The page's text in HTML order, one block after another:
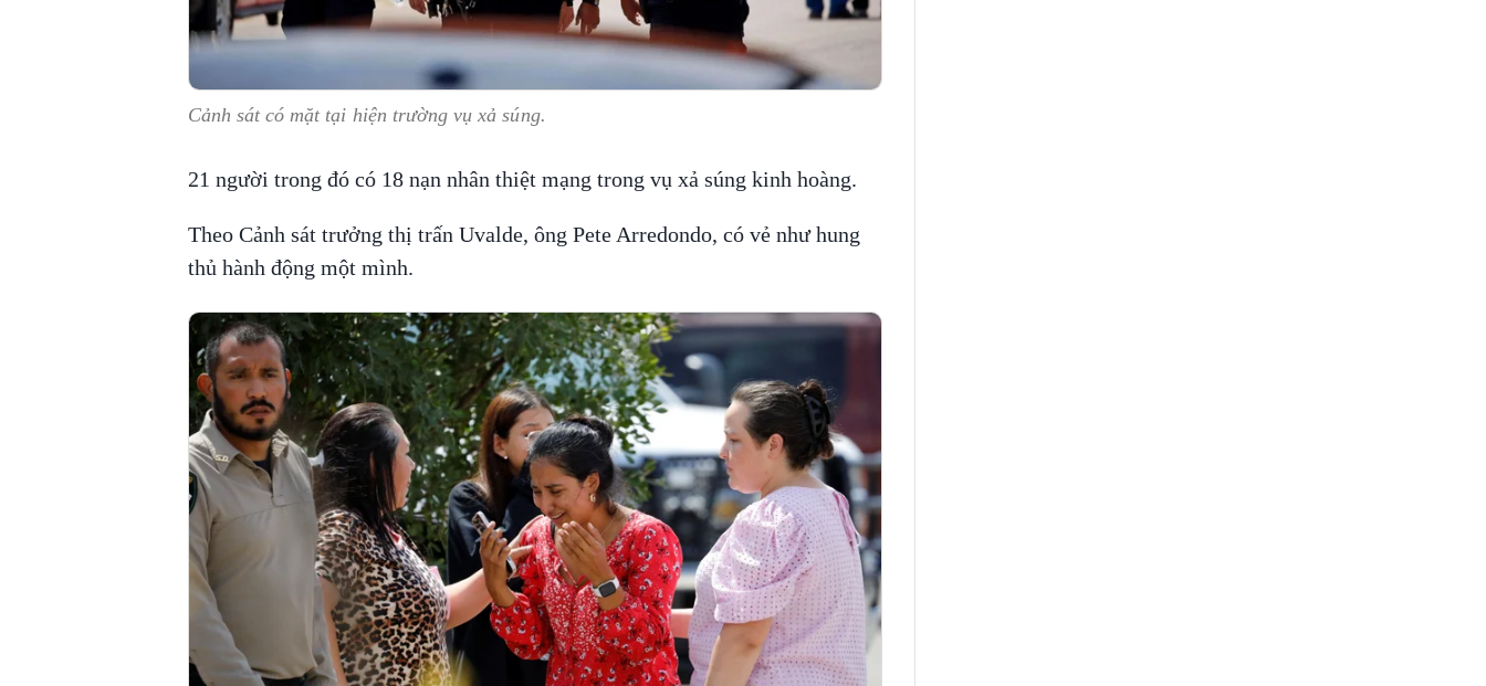
Cảnh sát có mặt tại hiện trường vụ xả súng.
21 người trong đó có 18 nạn nhân thiệt mạng trong vụ xả súng kinh hoàng.
Theo Cảnh sát trưởng thị trấn Uvalde, ông Pete Arredondo, có vẻ như hung
thủ hành động một mình.